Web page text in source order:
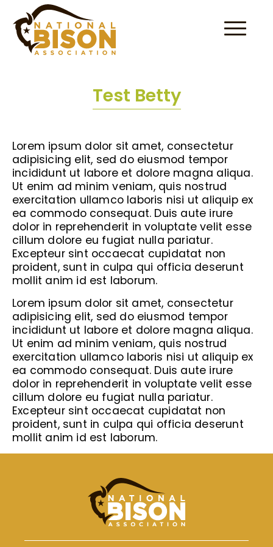
Skip to content
Test Betty
Lorem ipsum dolor sit amet, consectetur
adipisicing elit, sed do eiusmod tempor
incididunt ut labore et dolore magna aliqua.
Ut enim ad minim veniam, quis nostrud
exercitation ullamco laboris nisi ut aliquip ex
ea commodo consequat. Duis aute irure
dolor in reprehenderit in voluptate velit esse
cillum dolore eu fugiat nulla pariatur.
Excepteur sint occaecat cupidatat non
proident, sunt in culpa qui officia deserunt
mollit anim id est laborum.
Lorem ipsum dolor sit amet, consectetur
adipisicing elit, sed do eiusmod tempor
incididunt ut labore et dolore magna aliqua.
Ut enim ad minim veniam, quis nostrud
exercitation ullamco laboris nisi ut aliquip ex
ea commodo consequat. Duis aute irure
dolor in reprehenderit in voluptate velit esse
cillum dolore eu fugiat nulla pariatur.
Excepteur sint occaecat cupidatat non
proident, sunt in culpa qui officia deserunt
mollit anim id est laborum.